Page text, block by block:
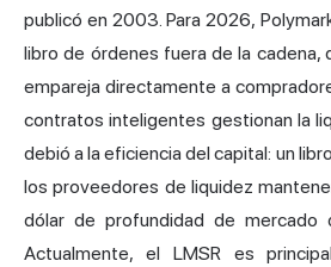
publicó en 2003. Para 2026,
libro de órdenes fuera de la cadena,
empareja directamente a
contratos inteligentes gestionan la
debió a la eficiencia del capital: un
los proveedores de liquidez
dólar de profundidad de mercado
Actualmente, el LMSR es